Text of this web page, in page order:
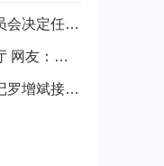
甘肃省人民代表大会常务委员会决定任免名单
大雪后东北小孩挖出三室一厅 网友：南方的娃很羡慕
海南省委常委、海口市委书记罗增斌接受中央纪委国家监委纪律审查和监察调查